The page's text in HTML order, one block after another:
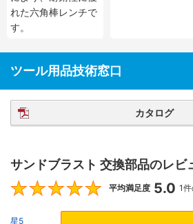
れた六角棒レンチで
す。
ツール用品技術窓口
カタログ
サンドブラスト 交換部品のレビ
平均満足度 5.0 1
星5